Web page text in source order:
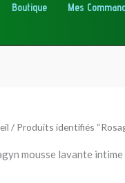
Boutique Mes
/ Produits identifiés
mousse lavante intime